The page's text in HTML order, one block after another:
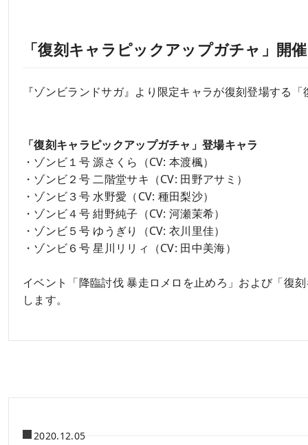
「復刻キャラピックアップガチャ」開
『ゾンビランドサガ』より限定キャラが復刻登場する
「復刻キャラピックアップガチャ」登場キャラ
・ゾンビ１号 源さくら（CV: 本渡楓）
・ゾンビ２号 二階堂サキ（CV: 田野アサミ）
・ゾンビ３号 水野愛（CV: 種田梨沙）
・ゾンビ４号 紺野純子（CV: 河瀬茉希）
・ゾンビ５号 ゆうぎり（CV: 衣川里佳）
・ゾンビ６号 星川リリィ（CV: 田中美海）
イベント「降臨討伐 暴走ロメロを止めろ」および「復
します。
2020.12.05